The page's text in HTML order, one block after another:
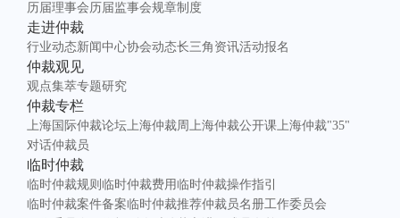
历届理事会历届监事会规章制度
走进仲裁
行业动态新闻中心协会动态长三角资讯活动报名
仲裁观见
观点集萃专题研究
仲裁专栏
上海国际仲裁论坛上海仲裁周 上海仲裁公开课上海仲裁"35"
对话仲裁员
临时仲裁
临时仲裁规则 临时仲裁费用临时仲裁操作指引
临时仲裁案件备案临时仲裁推荐仲裁员名册工作委员会